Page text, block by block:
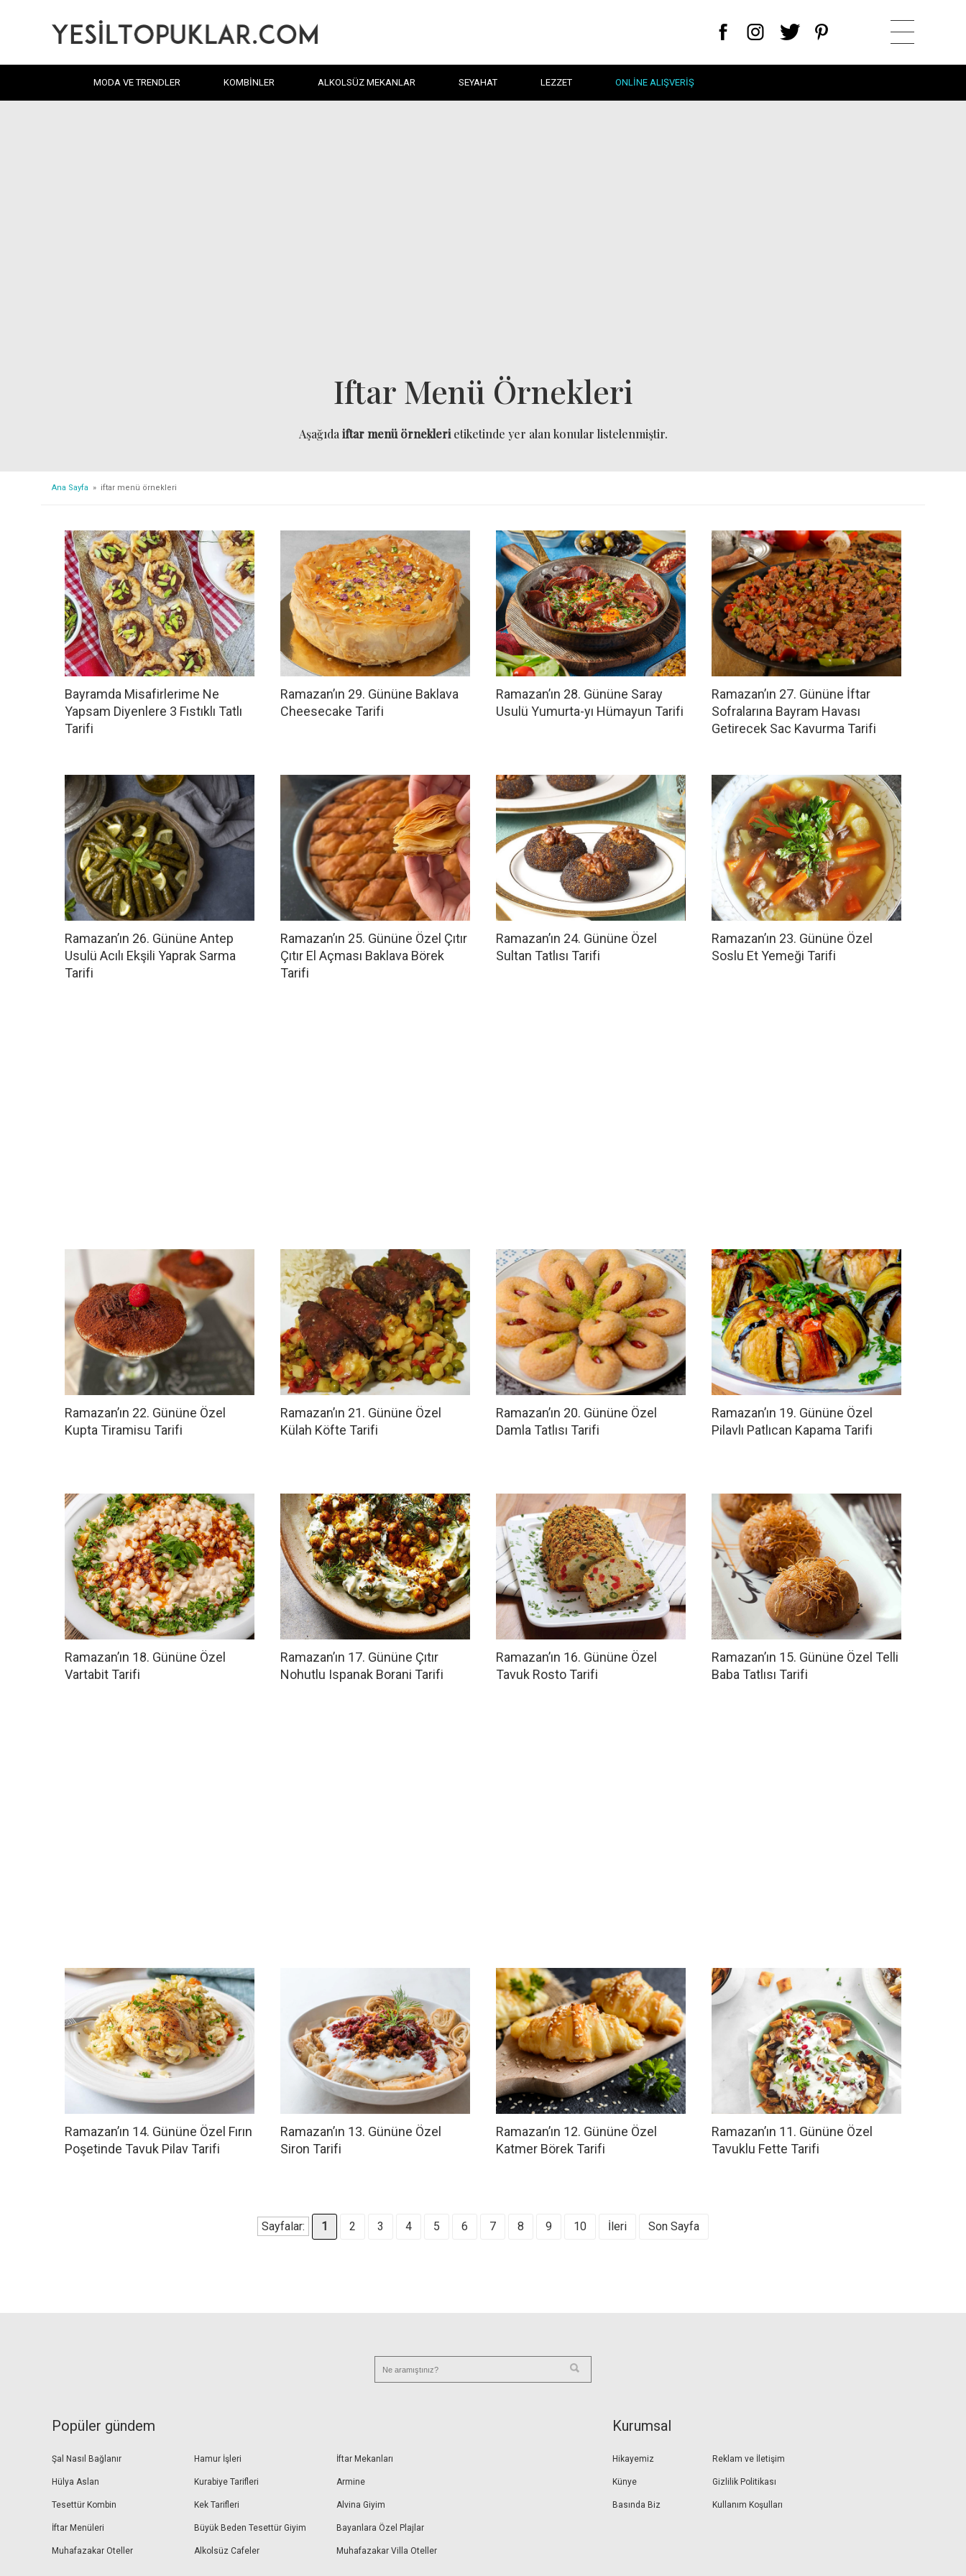
MODA VE TRENDLER KOMBINLER ALKOLSÜZ MEKANLAR SEYAHAT LEZZET ONLINE ALIŞVERIŞ
Iftar Menü Örnekleri
Aşağıda iftar menü örneklerietiketinde yer alan konular listelenmiştir.
Ana Sayfa » iftar menü örnekleri
Bayramda Misafirlerime Ne
Yapsam Diyenlere 3 Fıstıklı Tatlı
Tarifi
Ramazan’ın 29. Gününe Baklava
Cheesecake Tarifi
Ramazan’ın 28. Gününe Saray
Usulü Yumurta-yı Hümayun Tarifi
Ramazan’ın 27. Gününe İftar
Sofralarına Bayram Havası
Getirecek Sac Kavurma Tarifi
Ramazan’ın 26. Gününe Antep
Usulü Acılı Ekşili Yaprak Sarma
Tarifi
Ramazan’ın 25. Gününe Özel Çıtır
Çıtır El Açması Baklava Börek
Tarifi
Ramazan’ın 24. Gününe Özel
Sultan Tatlısı Tarifi
Ramazan’ın 23. Gününe Özel
Soslu Et Yemeği Tarifi
Ramazan’ın 22. Gününe Özel
Kupta Tiramisu Tarifi
Ramazan’ın 21. Gününe Özel
Külah Köfte Tarifi
Ramazan’ın 20. Gününe Özel
Damla Tatlısı Tarifi
Ramazan’ın 19. Gününe Özel
Pilavlı Patlıcan Kapama Tarifi
Ramazan’ın 18. Gününe Özel
Vartabit Tarifi
Ramazan’ın 17. Gününe Çıtır
Nohutlu Ispanak Borani Tarifi
Ramazan’ın 16. Gününe Özel
Tavuk Rosto Tarifi
Ramazan’ın 15. Gününe Özel Telli
Baba Tatlısı Tarifi
Ramazan’ın 14. Gününe Özel Fırın
Poşetinde Tavuk Pilav Tarifi
Ramazan’ın 13. Gününe Özel
Siron Tarifi
Ramazan’ın 12. Gününe Özel
Katmer Börek Tarifi
Ramazan’ın 11. Gününe Özel
Tavuklu Fette Tarifi
Sayfalar: 1 2 3 4 5 6 7 8 9 10 İleri Son Sayfa
Popüler gündem
Şal Nasıl Bağlanır
Hülya Aslan
Tesettür Kombin
İftar Menüleri
Muhafazakar Oteller
Hamur İşleri
Kurabiye Tarifleri
Kek Tarifleri
Büyük Beden Tesettür Giyim
Alkolsüz Cafeler
İftar Mekanları
Armine
Alvina Giyim
Bayanlara Özel Plajlar
Muhafazakar Villa Oteller
Kurumsal
Hikayemiz
Künye
Basında Biz
Reklam ve İletişim
Gizlilik Politikası
Kullanım Koşulları